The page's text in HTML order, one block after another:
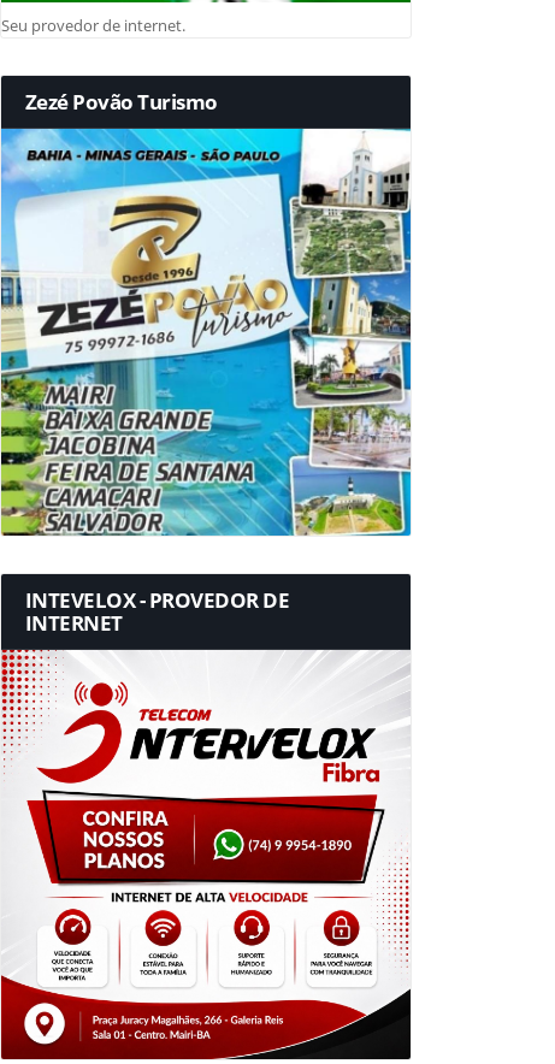
Seu provedor de internet.
Zezé Povão Turismo
INTEVELOX - PROVEDOR DE
INTERNET